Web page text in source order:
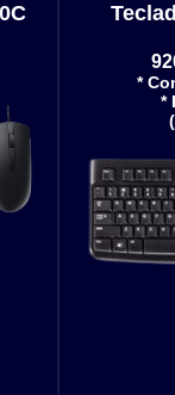
*
*
(